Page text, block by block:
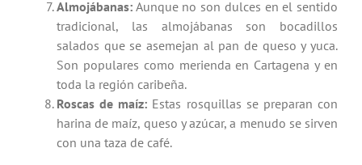
Almojábanas:Aunque no son dulces en el sentido
tradicional, las almojábanas son bocadillos
salados que se asemejan al pan de queso y yuca.
Son populares como merienda en Cartagena y en
toda la región caribeña.
Roscas de maíz: Estas rosquillas se preparan con
harina de maíz, queso y azúcar, a menudo se sirven
con una taza de café.